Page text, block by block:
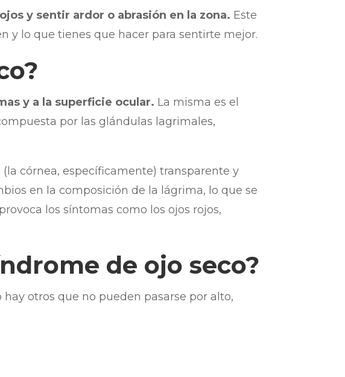
y sentir ardor o abrasión en la zona. Este
y lo que tienes que hacer para sentirte mejor.
y a la superficie ocular. La misma es el
por las glándulas lagrimales,
córnea, específicamente) transparente y
en la composición de la lágrima, lo que se
los síntomas como los ojos rojos,
de ojo seco?
hay otros que no pueden pasarse por alto,